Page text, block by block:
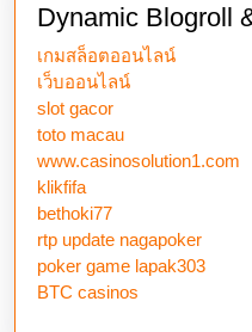
Dynamic Blogroll
เกมสล็อตออนไลน์
เว็บออนไลน์
slot gacor
toto macau
www.casinosolution1.com
klikfifa
bethoki77
rtp update nagapoker
poker game lapak303
BTC casinos